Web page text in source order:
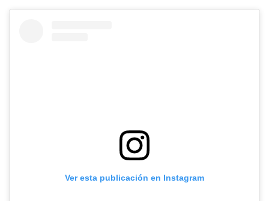
Ver esta publicación en Instagram